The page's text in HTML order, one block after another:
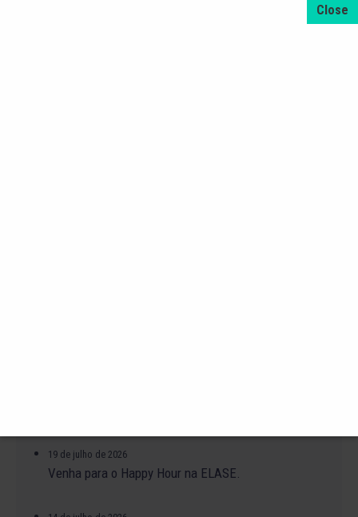
19 de julho de 2026
Venha para o Happy Hour na ELASE.